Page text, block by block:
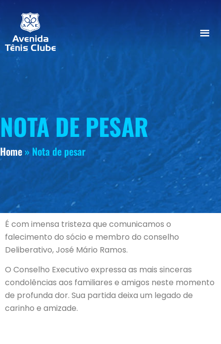
NOTA DE PESAR
Home »Nota de pesar
É com imensa tristeza que comunicamos o
falecimento do sócio e membro do conselho
Deliberativo, José Mário Ramos.
O Conselho Executivo expressa as mais sinceras
condolências aos familiares e amigos neste momento
de profunda dor. Sua partida deixa um legado de
carinho e amizade.